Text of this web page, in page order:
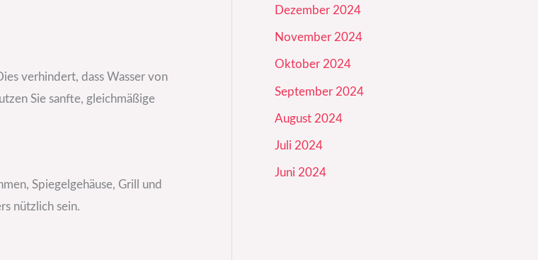
verhindert, dass Wasser von
Sie sanfte, gleichmäßige
Spiegelgehäuse, Grill und
nützlich sein.
Dezember 2024
November 2024
Oktober 2024
September 2024
August 2024
Juli 2024
Juni 2024